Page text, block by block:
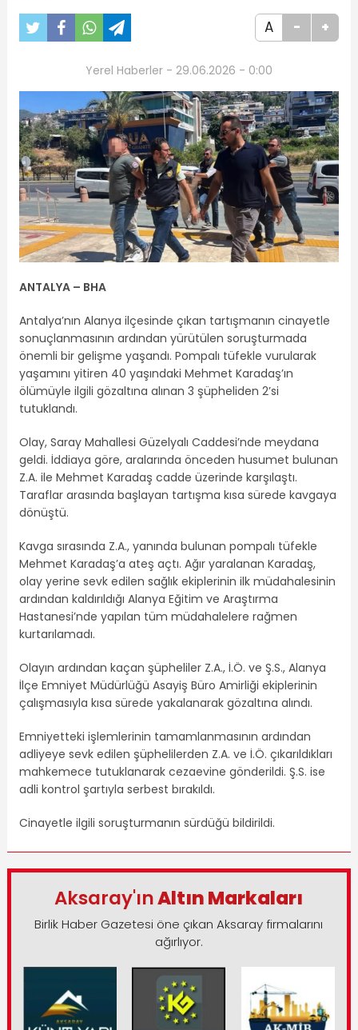
A - +
Yerel Haberler - 29.06.2026 - 0:00
ANTALYA – BHA
Antalya’nın Alanya ilçesinde çıkan tartışmanın cinayetle
sonuçlanmasının ardından yürütülen soruşturmada
önemli bir gelişme yaşandı. Pompalı tüfekle vurularak
yaşamını yitiren 40 yaşındaki Mehmet Karadaş’ın
ölümüyle ilgili gözaltına alınan 3 şüpheliden 2’si
tutuklandı.
Olay, Saray Mahallesi Güzelyalı Caddesi’nde meydana
geldi. İddiaya göre, aralarında önceden husumet bulunan
Z.A. ile Mehmet Karadaş cadde üzerinde karşılaştı.
Taraflar arasında başlayan tartışma kısa sürede kavgaya
dönüştü.
Kavga sırasında Z.A., yanında bulunan pompalı tüfekle
Mehmet Karadaş’a ateş açtı. Ağır yaralanan Karadaş,
olay yerine sevk edilen sağlık ekiplerinin ilk müdahalesinin
ardından kaldırıldığı Alanya Eğitim ve Araştırma
Hastanesi’nde yapılan tüm müdahalelere rağmen
kurtarılamadı.
Olayın ardından kaçan şüpheliler Z.A., İ.Ö. ve Ş.S., Alanya
İlçe Emniyet Müdürlüğü Asayiş Büro Amirliği ekiplerinin
çalışmasıyla kısa sürede yakalanarak gözaltına alındı.
Emniyetteki işlemlerinin tamamlanmasının ardından
adliyeye sevk edilen şüphelilerden Z.A. ve İ.Ö. çıkarıldıkları
mahkemece tutuklanarak cezaevine gönderildi. Ş.S. ise
adli kontrol şartıyla serbest bırakıldı.
Cinayetle ilgili soruşturmanın sürdüğü bildirildi.
Aksaray'ınAltın Markaları
Birlik Haber Gazetesi öne çıkan Aksaray firmalarını
ağırlıyor.